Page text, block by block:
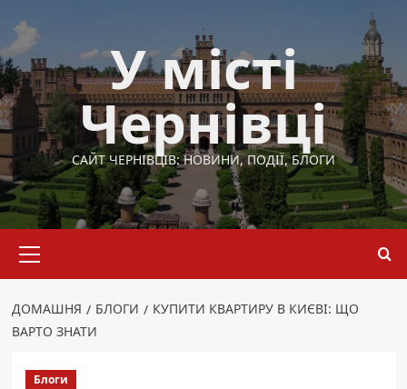
до
вмісту
У місті
Чернівці
САЙТ ЧЕРНІВЦІВ: НОВИНИ, ПОДІЇ, БЛОГИ
меню
ДОМАШНЯ БЛОГИ
КУПИТИ КВАРТИРУ В КИЄВІ: ЩО
ВАРТО ЗНАТИ
Блоги